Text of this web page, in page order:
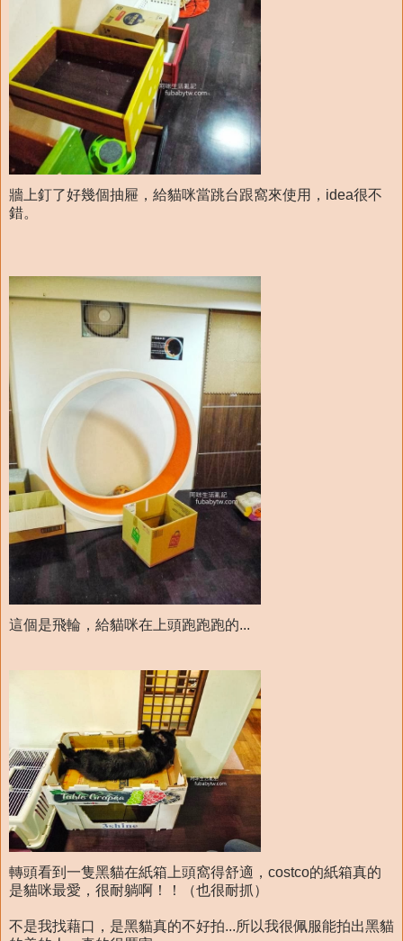
牆上釘了好幾個抽屜，給貓咪當跳台跟窩來使用，idea很不
錯。
這個是飛輪，給貓咪在上頭跑跑跑的...
轉頭看到一隻黑貓在紙箱上頭窩得舒適，costco的紙箱真的
是貓咪最愛，很耐躺啊！！（也很耐抓）
不是我找藉口，是黑貓真的不好拍...所以我很佩服能拍出黑貓